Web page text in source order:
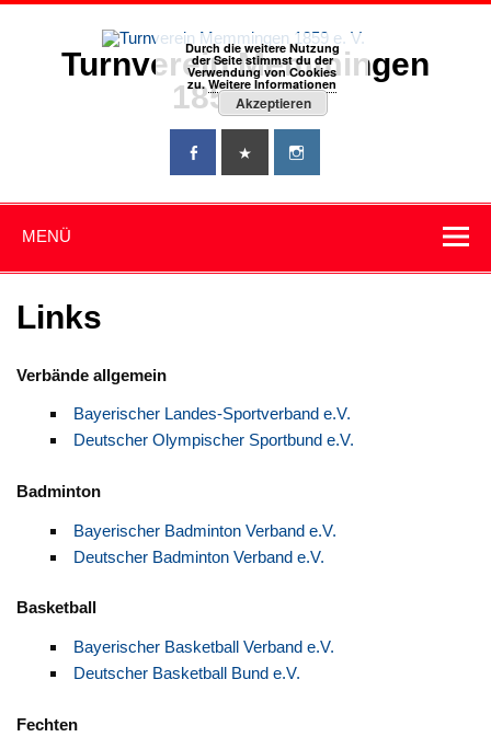
Zum
Turnverein Memmingen
1859 e. V.
MENÜ
Links
Verbände allgemein
Bayerischer Landes-Sportverband e.V.
Deutscher Olympischer Sportbund e.V.
Badminton
Bayerischer Badminton Verband e.V.
Deutscher Badminton Verband e.V.
Basketball
Bayerischer Basketball Verband e.V.
Deutscher Basketball Bund e.V.
Fechten
Durch die weitere Nutzung
der Seite stimmst du der
Verwendung von Cookies
zu.Weitere Informationen
Akzeptieren